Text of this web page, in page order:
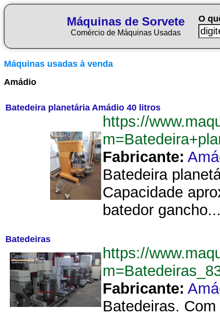
Máquinas de Sorvete
Comércio de Máquinas Usadas
O
Máquinas usadas à venda
Amádio
Batedeira planetária Amádio 40 litros
https://
Fabricante:
Batedeira
Capacidade
batedor
Batedeiras
https://
Fabricante:
Batedeiras.